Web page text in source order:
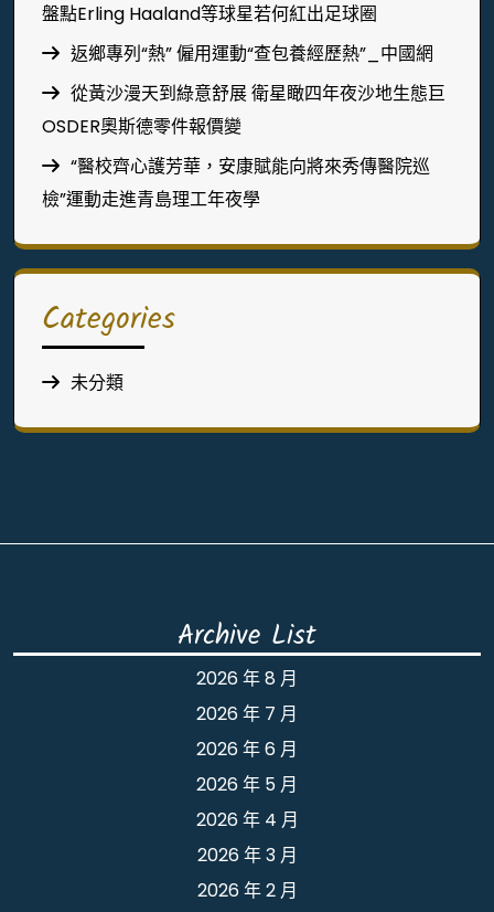
盤點Erling Haaland等球星若何紅出足球圈
返鄉專列“熱” 僱用運動“查包養經歷熱”_中國網
從黃沙漫天到綠意舒展 衛星瞰四年夜沙地生態巨
OSDER奧斯德零件報價變
“醫校齊心護芳華，安康賦能向將來秀傳醫院巡
檢”運動走進青島理工年夜學
Categories
未分類
Archive List
2026 年 8 月
2026 年 7 月
2026 年 6 月
2026 年 5 月
2026 年 4 月
2026 年 3 月
2026 年 2 月